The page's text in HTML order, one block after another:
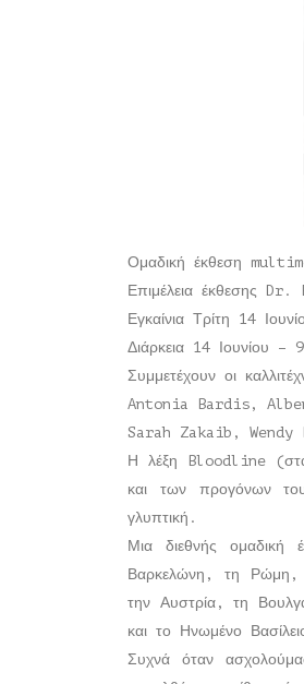
Ομαδική έκθεση
Επιμέλεια έκθεσης
Εγκαίνια Τρίτη 14
Διάρκεια 14 Ιουνίου –
Συμμετέχουν οι
Antonia Bardis,
Sarah Zakaib, Wendy
Η λέξη Bloodline (στα
και των προγόνων
γλυπτική.
Μια διεθνής ομαδική
Βαρκελώνη, τη Ρώμη,
την Αυστρία, τη
και το Ηνωμένο
Συχνά όταν